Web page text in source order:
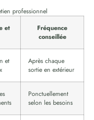
professionnel
et
Fréquence
conseillée
et
Après chaque
sortie en extérieur
Ponctuellement
selon les besoins